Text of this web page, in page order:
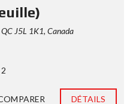
J5L 1K1, Canada
2
DÉTAILS